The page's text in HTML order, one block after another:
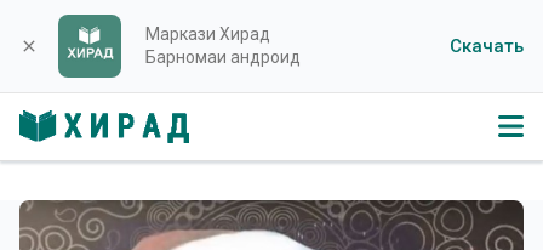
close
Маркази Хирад
Барномаи андроид
Скачать